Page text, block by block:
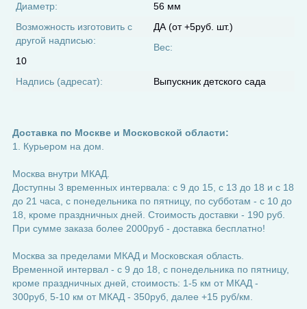
Диаметр:
56 мм
Возможность изготовить с
другой надписью:
ДА (от +5руб. шт.)
Вес:
10
Надпись (адресат):
Выпускник детского сада
Доставка по Москве и Московской области:
1. Курьером на дом.
Москва внутри МКАД.
Доступны 3 временных интервала: с 9 до 15, с 13 до 18 и с 18
до 21 часа, с понедельника по пятницу, по субботам - с 10 до
18, кроме праздничных дней. Стоимость доставки - 190 руб.
При сумме заказа более 2000руб - доставка бесплатно!
Москва за пределами МКАД и Московская область.
Временной интервал - с 9 до 18, с понедельника по пятницу,
кроме праздничных дней, стоимость: 1-5 км от МКАД -
300руб, 5-10 км от МКАД - 350руб, далее +15 руб/км.